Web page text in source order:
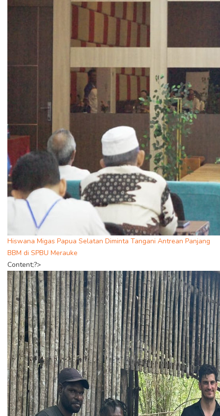
Hiswana Migas Papua Selatan Diminta Tangani Antrean Panjang
BBM di SPBU Merauke
Content;?>